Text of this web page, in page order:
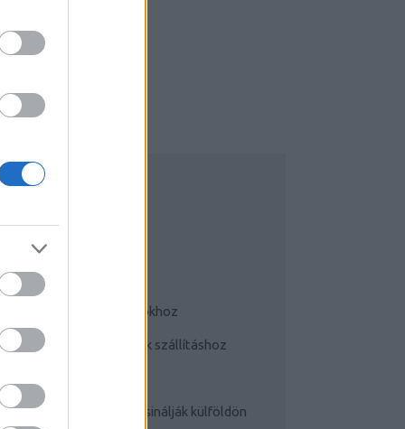
tippek
Kerékpárok a mindennapokhoz
cargo bringák szállításhoz
Cyclechic.hu on tour: Így csinálják külföldön